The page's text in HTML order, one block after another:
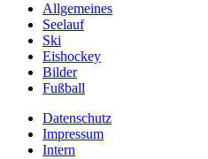
Allgemeines
Seelauf
Ski
Eishockey
Bilder
Fußball
Datenschutz
Impressum
Intern